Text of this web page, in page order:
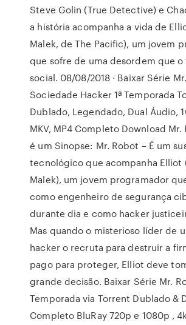
Steve Golin (True Detective) e
a história acompanha a vida de
Malek, de The Pacific), um jovem
que sofre de uma desordem que
social. 08/08/2018 · Baixar Série
Sociedade Hacker 1ª Temporada
Dublado, Legendado, Dual Áudio,
MKV, MP4 Completo Download
é um Sinopse: Mr. Robot – É um
tecnológico que acompanha Elliot
Malek), um jovem programador
como engenheiro de segurança
durante dia e como hacker
Mas quando o misterioso líder de
hacker o recruta para destruir a
pago para proteger, Elliot deve
grande decisão. Baixar Série Mr.
Temporada via Torrent Dublado &
Completo BluRay 720p e 1080p ,